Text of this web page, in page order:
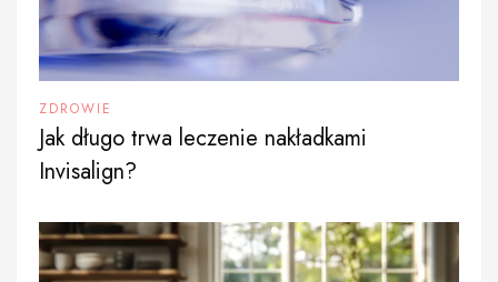
ZDROWIE
Jak długo trwa leczenie nakładkami
Invisalign?